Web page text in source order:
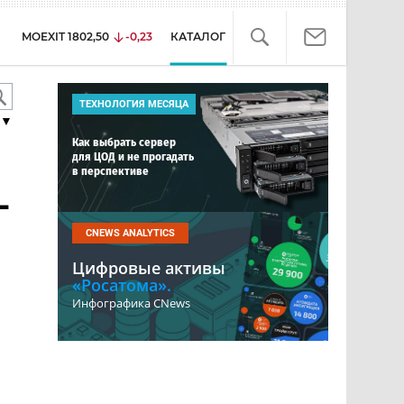
MOEXIT 1802,50 -0,23 КАТАЛОГ
ТЕХНОЛОГИЯ МЕСЯЦА
Как выбрать сервер
для ЦОД и не прогадать
в перспективе
CNEWS ANALYTICS
Цифровые активы
«Росатома».
Инфографика CNews